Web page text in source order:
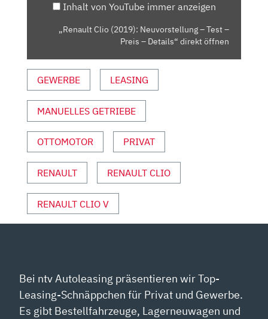
PREIS
YOUTUBE
ANZEIGEN
Inhalt von YouTube immer anzeigen
„Renault Clio (2019): Neuvorstellung – Test –
Preis – Details“ direkt öffnen
GEWERBE LEASING
MANUELLES GETRIEBE
OTTOMOTOR PRIVAT
RENAULT RENAULT CLIO
RENAULT CLIO V
Bei ntv Autoleasing präsentieren wir Top-
Leasing-Schnäppchen für Privat und Gewerbe.
Es gibt Bestellfahrzeuge, Lagerneuwagen und